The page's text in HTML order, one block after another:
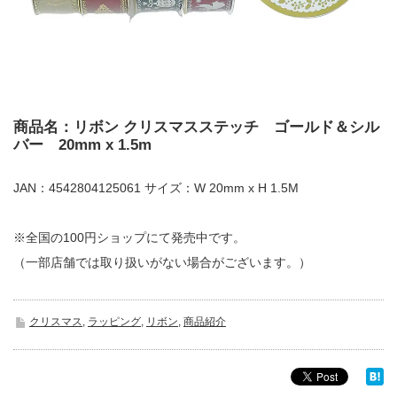
商品名：リボン クリスマスステッチ ゴールド＆シル
バー 20mm x 1.5m
JAN：4542804125061 サイズ：W 20mm x H 1.5M
※全国の100円ショップにて発売中です。
（一部店舗では取り扱いがない場合がございます。）
クリスマス, ラッピング, リボン, 商品紹介